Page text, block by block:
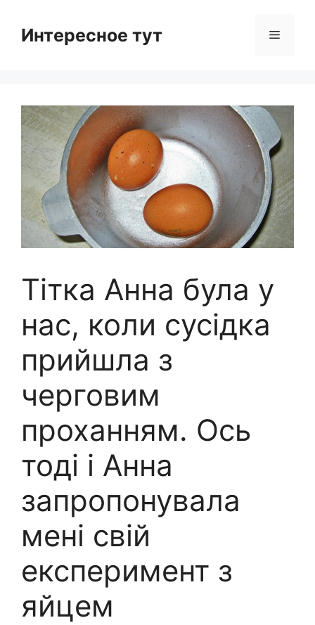
contentИнтересное тут Menu
Тітка Анна була у
нас, коли сусідка
прийшла з
черговим
проханням. Ось
тоді і Анна
запропонувала
мені свій
експеримент з
яйцем